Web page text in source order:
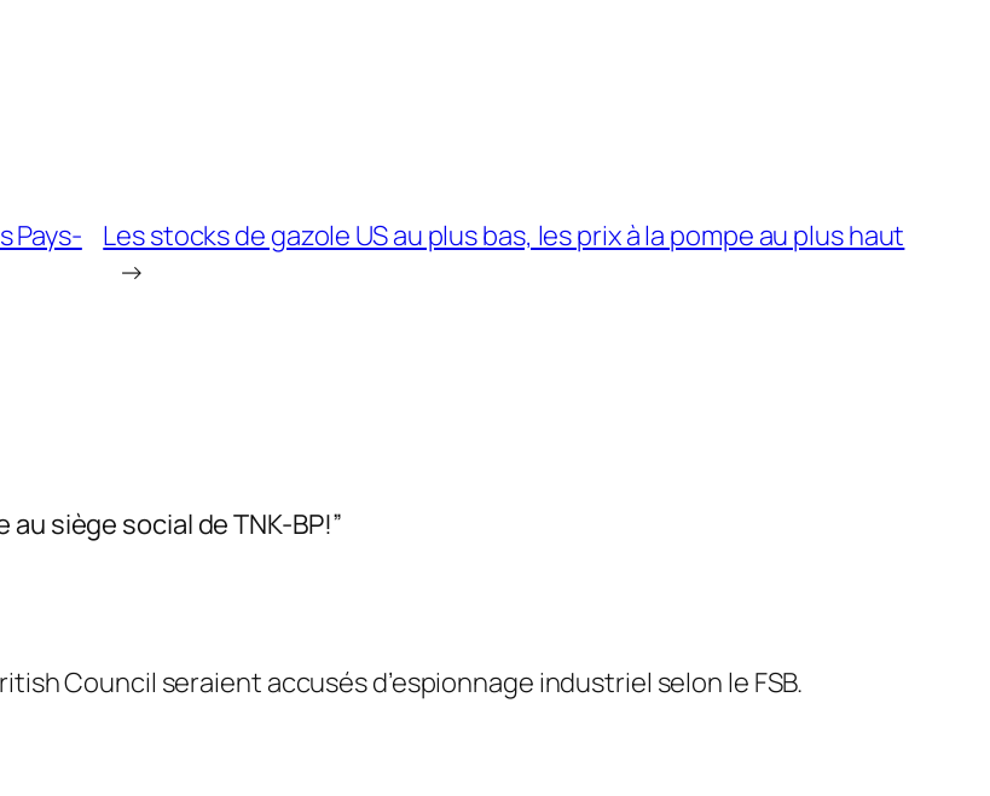
Pays-
Les stocks de gazole US au plus bas, les prix à la pompe au plus haut
→
siège social de TNK-BP!”
Council seraient accusés d’espionnage industriel selon le FSB.